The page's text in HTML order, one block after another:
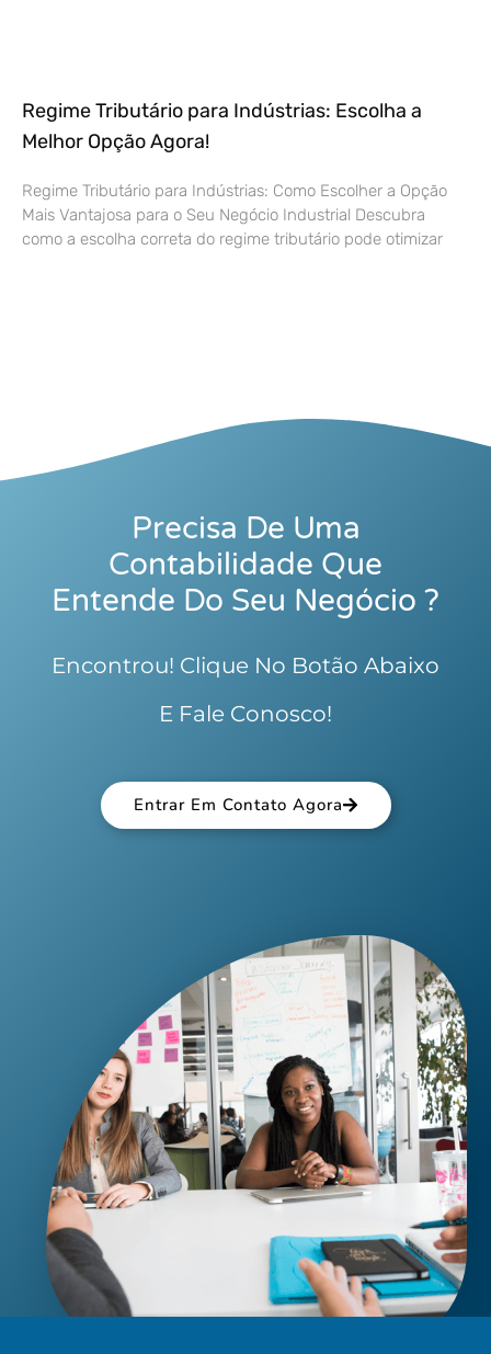
Regime Tributário para Indústrias: Escolha a
Melhor Opção Agora!
Regime Tributário para Indústrias: Como Escolher a Opção
Mais Vantajosa para o Seu Negócio Industrial Descubra
como a escolha correta do regime tributário pode otimizar
Precisa De Uma
Contabilidade Que
Entende Do Seu Negócio ?
Encontrou! Clique No Botão Abaixo
E Fale Conosco!
Entrar Em Contato Agora